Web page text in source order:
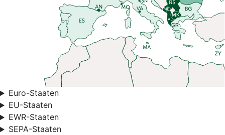
Euro-Staaten
EU-Staaten
EWR-Staaten
SEPA-Staaten